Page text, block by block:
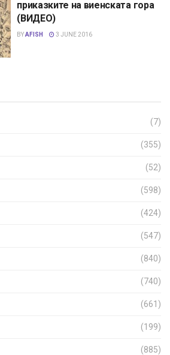
приказките на виенската гора
(ВИДЕО)
BYAFISH 3 JUNE 2016
(7)
(355)
(52)
(598)
(424)
(547)
(840)
(740)
(661)
(199)
(885)